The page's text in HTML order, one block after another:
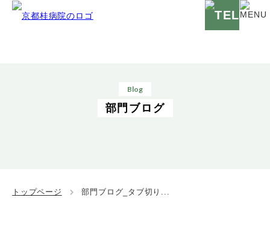
Blog
部門ブログ
トップページ 部門ブログ_タブ切り...